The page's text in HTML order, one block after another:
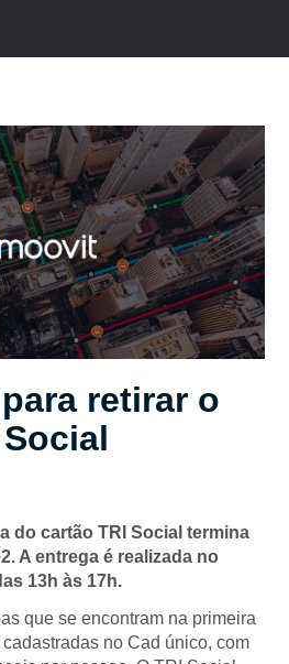
retirar o
do cartão TRI Social termina
A entrega é realizada no
13h às 17h.
que se encontram na primeira
no Cad único, com